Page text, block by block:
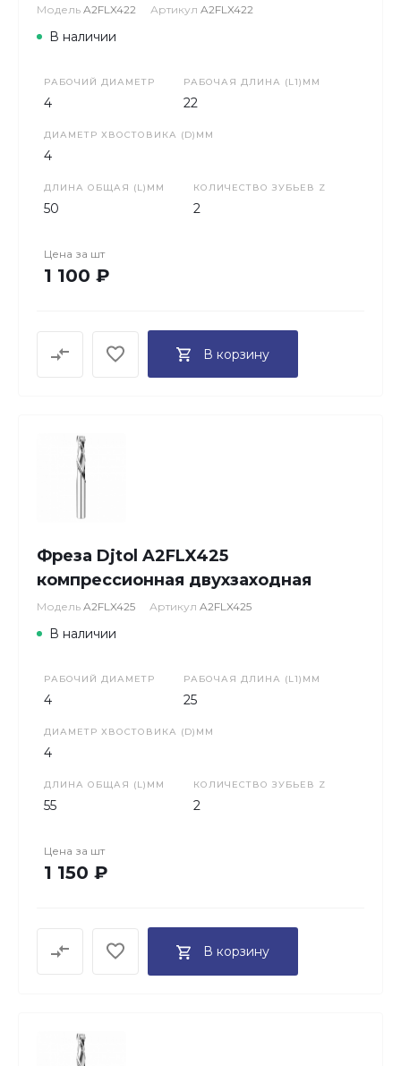
Модель A2FLX422 Артикул A2FLX422
В наличии
РАБОЧИЙ ДИАМЕТР
4
РАБОЧАЯ ДЛИНА (L1)ММ
22
ДИАМЕТР ХВОСТОВИКА (D)ММ
4
ДЛИНА ОБЩАЯ (L)ММ
50
КОЛИЧЕСТВО ЗУБЬЕВ Z
2
Цена за шт
1 100 ₽
В корзину
Фреза Djtol A2FLX425
компрессионная двухзаходная
Модель A2FLX425 Артикул A2FLX425
В наличии
РАБОЧИЙ ДИАМЕТР
4
РАБОЧАЯ ДЛИНА (L1)ММ
25
ДИАМЕТР ХВОСТОВИКА (D)ММ
4
ДЛИНА ОБЩАЯ (L)ММ
55
КОЛИЧЕСТВО ЗУБЬЕВ Z
2
Цена за шт
1 150 ₽
В корзину